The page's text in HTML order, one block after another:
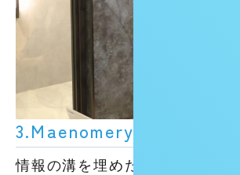
3.Maenomeryである理由
情報の溝を埋めた、電話一本に